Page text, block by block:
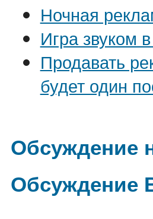
Ночная
Игра звуком
Продавать
будет один
Обсуждение
Обсуждение